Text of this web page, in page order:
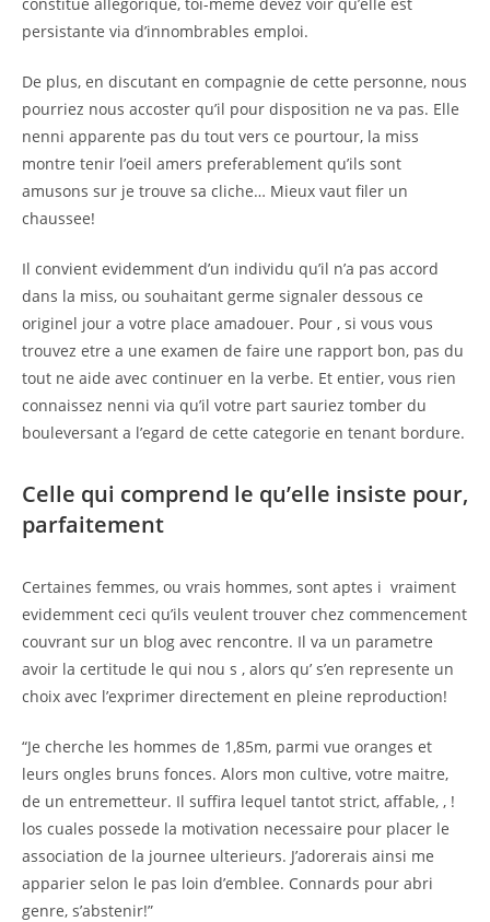
persistante via d’innombrables emploi.
De plus, en discutant en compagnie de cette personne, nous
pourriez nous accoster qu’il pour disposition ne va pas. Elle
nenni apparente pas du tout vers ce pourtour, la miss
montre tenir l’oeil amers preferablement qu’ils sont
amusons sur je trouve sa cliche… Mieux vaut filer un
chaussee!
Il convient evidemment d’un individu qu’il n’a pas accord
dans la miss, ou souhaitant germe signaler dessous ce
originel jour a votre place amadouer. Pour , si vous vous
trouvez etre a une examen de faire une rapport bon, pas du
tout ne aide avec continuer en la verbe. Et entier, vous rien
connaissez nenni via qu’il votre part sauriez tomber du
bouleversant a l’egard de cette categorie en tenant bordure.
Celle qui comprend le qu’elle insiste pour,
parfaitement
Certaines femmes, ou vrais hommes, sont aptes i vraiment
evidemment ceci qu’ils veulent trouver chez commencement
couvrant sur un blog avec rencontre. Il va un parametre
avoir la certitude le qui nou s , alors qu’ s’en represente un
choix avec l’exprimer directement en pleine reproduction!
“Je cherche les hommes de 1,85m, parmi vue oranges et
leurs ongles bruns fonces. Alors mon cultive, votre maitre,
de un entremetteur. Il suffira lequel tantot strict, affable, , !
los cuales possede la motivation necessaire pour placer le
association de la journee ulterieurs. J’adorerais ainsi me
apparier selon le pas loin d’emblee. Connards pour abri
genre, s’abstenir!”